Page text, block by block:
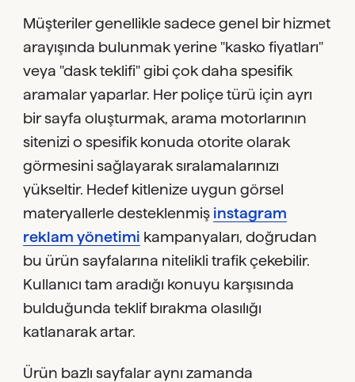
Müşteriler genellikle sadece genel bir hizmet
arayışında bulunmak yerine "kasko fiyatları"
veya "dask teklifi" gibi çok daha spesifik
aramalar yaparlar. Her poliçe türü için ayrı
bir sayfa oluşturmak, arama motorlarının
sitenizi o spesifik konuda otorite olarak
görmesini sağlayarak sıralamalarınızı
yükseltir. Hedef kitlenize uygun görsel
materyallerle desteklenmiş instagram
reklam yönetimi kampanyaları, doğrudan
bu ürün sayfalarına nitelikli trafik çekebilir.
Kullanıcı tam aradığı konuyu karşısında
bulduğunda teklif bırakma olasılığı
katlanarak artar.
Ürün bazlı sayfalar aynı zamanda